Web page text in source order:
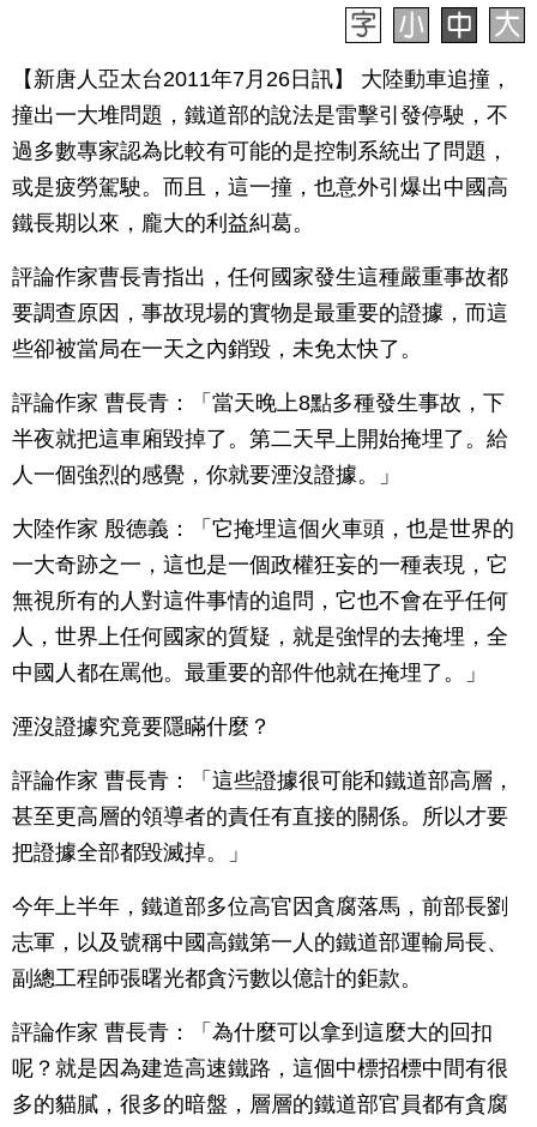
【新唐人亞太台2011年7月26日訊】 大陸動車追撞，
撞出一大堆問題，鐵道部的說法是雷擊引發停駛，不
過多數專家認為比較有可能的是控制系統出了問題，
或是疲勞駕駛。而且，這一撞，也意外引爆出中國高
鐵長期以來，龐大的利益糾葛。
評論作家曹長青指出，任何國家發生這種嚴重事故都
要調查原因，事故現場的實物是最重要的證據，而這
些卻被當局在一天之內銷毀，未免太快了。
評論作家 曹長青：「當天晚上8點多種發生事故，下
半夜就把這車廂毀掉了。第二天早上開始掩埋了。給
人一個強烈的感覺，你就要湮沒證據。」
大陸作家 殷德義：「它掩埋這個火車頭，也是世界的
一大奇跡之一，這也是一個政權狂妄的一種表現，它
無視所有的人對這件事情的追問，它也不會在乎任何
人，世界上任何國家的質疑，就是強悍的去掩埋，全
中國人都在罵他。最重要的部件他就在掩埋了。」
湮沒證據究竟要隱瞞什麼？
評論作家 曹長青：「這些證據很可能和鐵道部高層，
甚至更高層的領導者的責任有直接的關係。所以才要
把證據全部都毀滅掉。」
今年上半年，鐵道部多位高官因貪腐落馬，前部長劉
志軍，以及號稱中國高鐵第一人的鐵道部運輸局長、
副總工程師張曙光都貪污數以億計的鉅款。
評論作家 曹長青：「為什麼可以拿到這麼大的回扣
呢？就是因為建造高速鐵路，這個中標招標中間有很
多的貓膩，很多的暗盤，層層的鐵道部官員都有貪腐